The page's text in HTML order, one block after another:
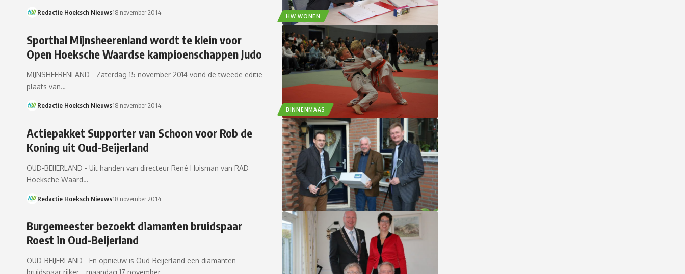
HW WONEN
Redactie Hoeksch Nieuws18 november 2014
BINNENMAAS
Sporthal Mijnsheerenland wordt te klein voor
Open Hoeksche Waardse kampioenschappen Judo
MIJNSHEERENLAND - Zaterdag 15 november 2014 vond de tweede editie
plaats van…
Redactie Hoeksch Nieuws18 november 2014
Actiepakket Supporter van Schoon voor Rob de
Koning uit Oud-Beijerland
OUD-BEIJERLAND - Uit handen van directeur René Huisman van RAD
Hoeksche Waard…
Redactie Hoeksch Nieuws18 november 2014
Burgemeester bezoekt diamanten bruidspaar
Roest in Oud-Beijerland
OUD-BEIJERLAND - En opnieuw is Oud-Beijerland een diamanten